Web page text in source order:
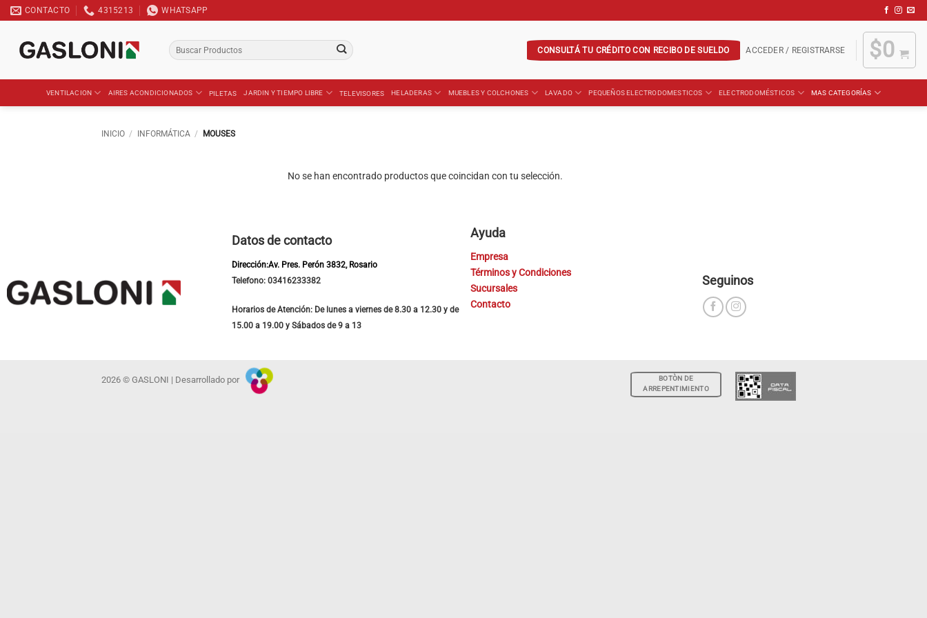
Saltar
al
contenido
CONTACTO 4315213 WHATSAPP
Buscar
por:
CONSULTÁ TU CRÉDITO CON RECIBO DE SUELDO ACCEDER / REGISTRARSE $0
VENTILACION AIRES ACONDICIONADOS PILETAS JARDIN Y TIEMPO LIBRE TELEVISORES HELADERAS MUEBLES Y COLCHONES LAVADO PEQUEÑOS ELECTRODOMESTICOS ELECTRODOMÉSTICOS MAS CATEGORÍAS
INICIO / INFORMÁTICA / MOUSES
No se han encontrado productos que coincidan con tu selección.
Datos de contacto
Dirección:Av. Pres. Perón 3832, Rosario
Telefono: 03416233382
Horarios de Atención: De lunes a viernes de 8.30 a 12.30 y de
15.00 a 19.00 y Sábados de 9 a 13
Ayuda
Empresa
Términos y Condiciones
Sucursales
Contacto
Seguinos
BOTÒN DE
ARREPENTIMIENTO
2026 © GASLONI | Desarrollado por